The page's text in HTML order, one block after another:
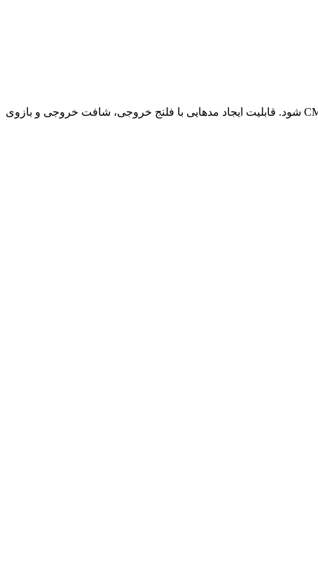
گیربکس شافت بغل یا کرانویل پینیون ترنستکنو از طراحی مدولاریته درجه بالایی برخوردار هستند. این سری کاملا می تواند جایگزین سری CM شود. قابلیت ایجاد مدهایی با فلنج خروجی، شافت خروجی و بازوی